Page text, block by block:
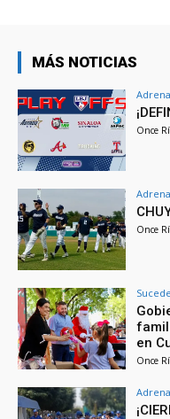
MÁS NOTICIAS
Once
Once
en
Once